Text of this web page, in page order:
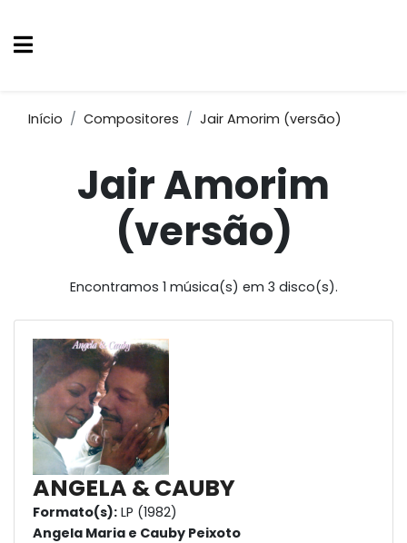
Início Compositores Jair Amorim (versão)
Jair Amorim
(versão)
Encontramos 1 música(s) em 3 disco(s).
ANGELA & CAUBY
Formato(s): LP (1982)
Angela Maria e Cauby Peixoto